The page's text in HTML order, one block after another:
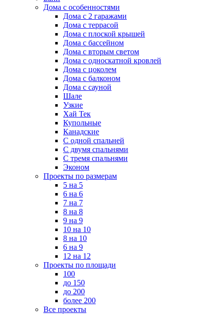
Дома с особенностями
Дома с 2 гаражами
Дома с террасой
Дома с плоской крышей
Дома с бассейном
Дома с вторым светом
Дома с односкатной кровлей
Дома с цоколем
Дома с балконом
Дома с сауной
Шале
Узкие
Хай Тек
Купольные
Канадские
С одной спальней
С двумя спальнями
С тремя спальнями
Эконом
Проекты по размерам
5 на 5
6 на 6
7 на 7
8 на 8
9 на 9
10 на 10
8 на 10
6 на 9
12 на 12
Проекты по площади
100
до 150
до 200
более 200
Все проекты